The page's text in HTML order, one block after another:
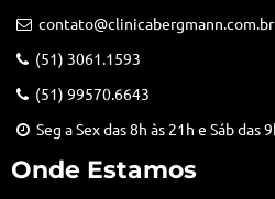
contato@clinicabergmann.com.br
(51) 3061.1593
(51) 99570.6643
Seg a Sex das 8h às 21h e Sáb das
Onde Estamos